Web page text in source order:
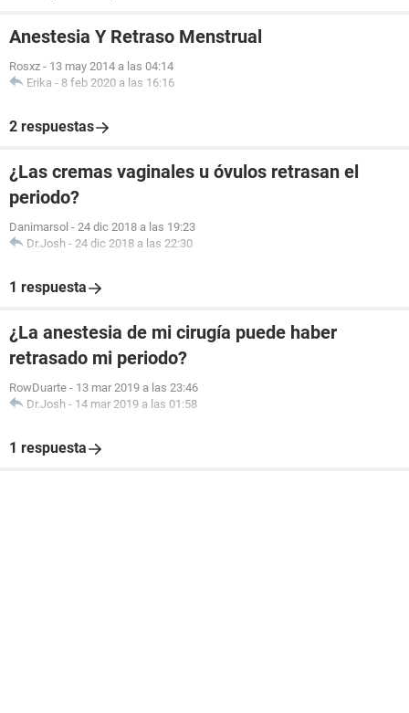
Anestesia Y Retraso Menstrual
Rosxz - 13 may 2014 a las 04:14
Erika - 8 feb 2020 a las 16:16
2 respuestas
¿Las cremas vaginales u óvulos retrasan el
periodo?
Danimarsol - 24 dic 2018 a las 19:23
Dr.Josh - 24 dic 2018 a las 22:30
1 respuesta
¿La anestesia de mi cirugía puede haber
retrasado mi periodo?
RowDuarte - 13 mar 2019 a las 23:46
Dr.Josh - 14 mar 2019 a las 01:58
1 respuesta